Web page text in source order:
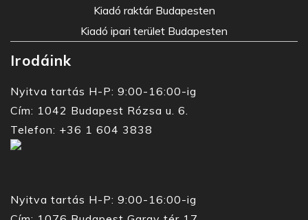
Kiadó raktár Budapesten
Kiadó ipari terület Budapesten
Irodáink
Nyitva tartás H-P: 9:00-16:00-ig
Cím: 1042 Budapest Rózsa u. 6.
Telefon: +36 1 604 3838
Nyitva tartás H-P: 9:00-16:00-ig